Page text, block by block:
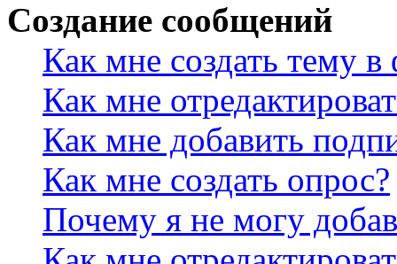
Создание сообщений
Как мне создать тему
Как мне
Как мне добавить
Как мне создать опрос?
Почему я не могу